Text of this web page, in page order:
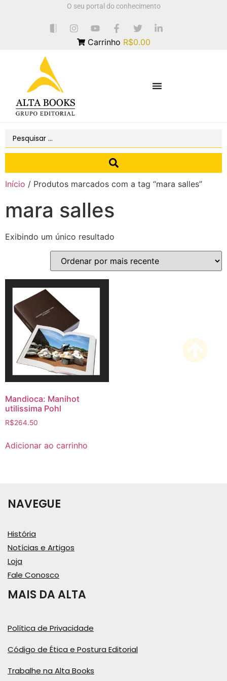
O seu portal do conhecimento
Carrinho R$0.00
Início / Produtos marcados com a tag “mara salles”
mara salles
Exibindo um único resultado
Mandioca: Manihot
utilissima Pohl
R$264.50
Adicionar ao carrinho
NAVEGUE
História
Notícias e Artigos
Loja
Fale Conosco
MAIS DA ALTA
Política de Privacidade
Código de Ética e Postura Editorial
Trabalhe na Alta Books